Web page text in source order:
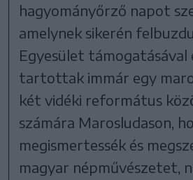
hagyományőrző napot
amelynek sikerén
Egyesület támogatásával
tartottak immár egy
két vidéki református
számára Marosludason,
megismertessék és
magyar népművészetet,